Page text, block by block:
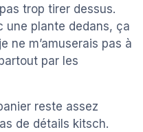
trop tirer dessus.
une plante dedans, ça
ne m’amuserais pas à
par les
reste assez
de détails kitsch.